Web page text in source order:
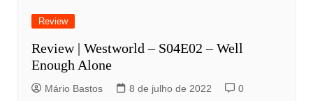
Review
Review | Westworld – S04E02 – Well
Enough Alone
Mário Bastos 8 de julho de 2022 0